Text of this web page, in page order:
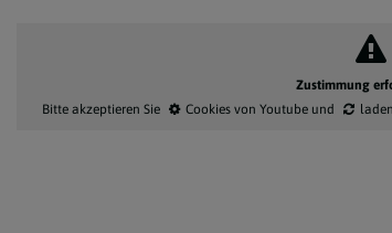
Zustimmung
Bitte akzeptieren Sie
Cookies von Youtube und